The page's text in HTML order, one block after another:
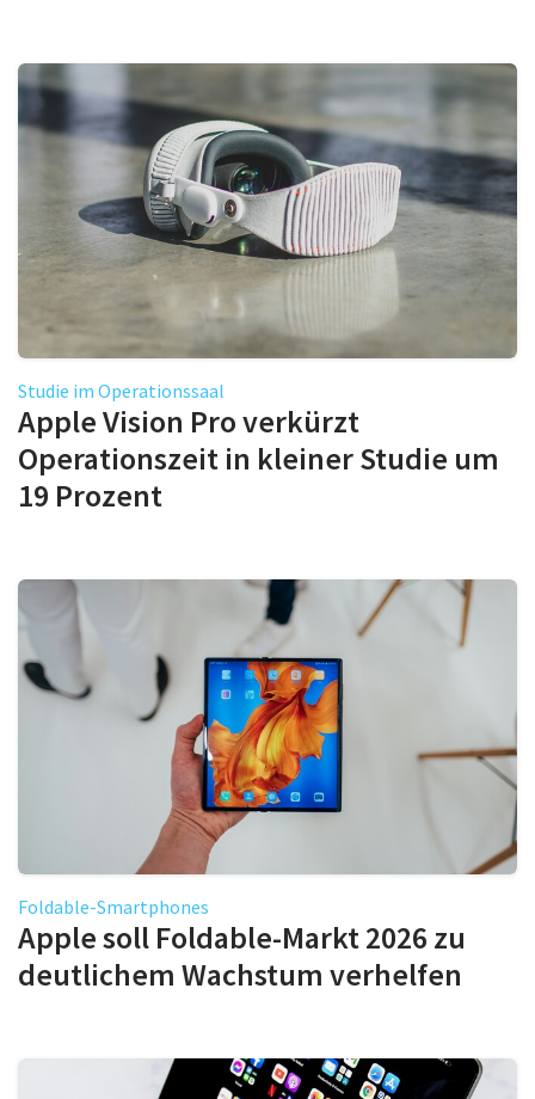
Studie im Operationssaal
Apple Vision Pro verkürzt
Operationszeit in kleiner Studie um
19 Prozent
Foldable-Smartphones
Apple soll Foldable-Markt 2026 zu
deutlichem Wachstum verhelfen